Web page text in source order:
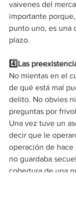
vaivenes del
importante
punto uno, es una
plazo.
4️⃣Las
No mientas en el
de qué está mal
delito. No obvies
preguntas por
Una vez tuve un
decir que le
operación de hace
no guardaba
cobertura de una